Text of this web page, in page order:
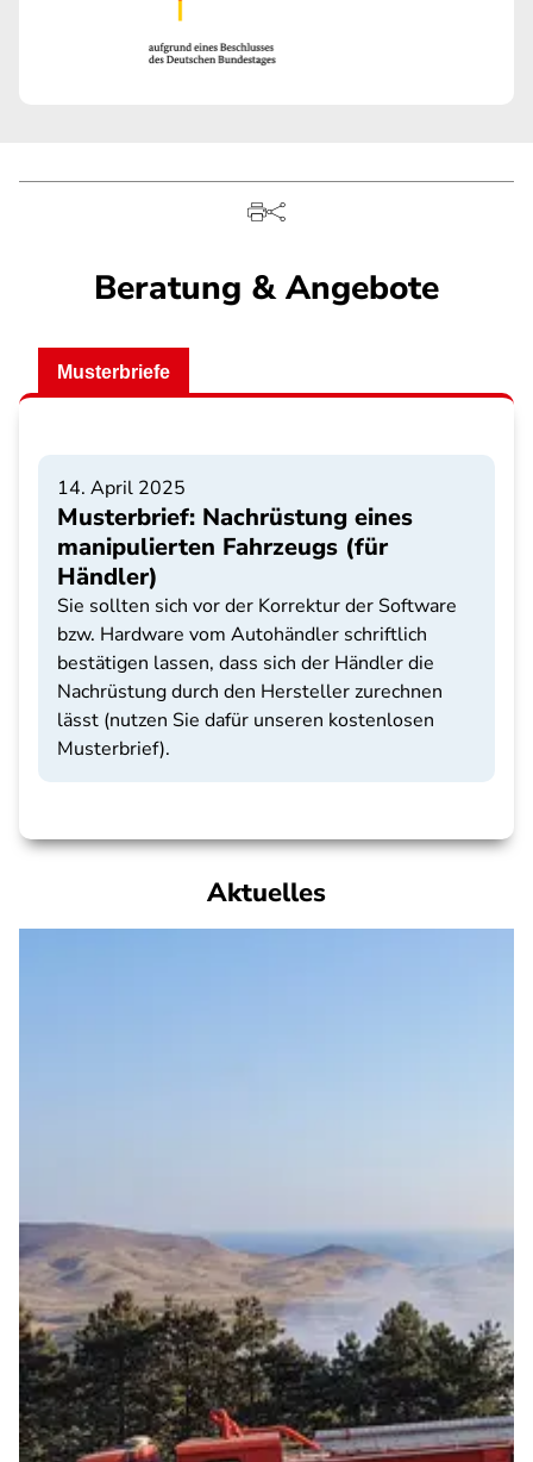
Beratung & Angebote
Musterbriefe
14. April 2025
Musterbrief: Nachrüstung eines
manipulierten Fahrzeugs (für
Händler)
Sie sollten sich vor der Korrektur der Software
bzw. Hardware vom Autohändler schriftlich
bestätigen lassen, dass sich der Händler die
Nachrüstung durch den Hersteller zurechnen
lässt (nutzen Sie dafür unseren kostenlosen
Musterbrief).
Aktuelles